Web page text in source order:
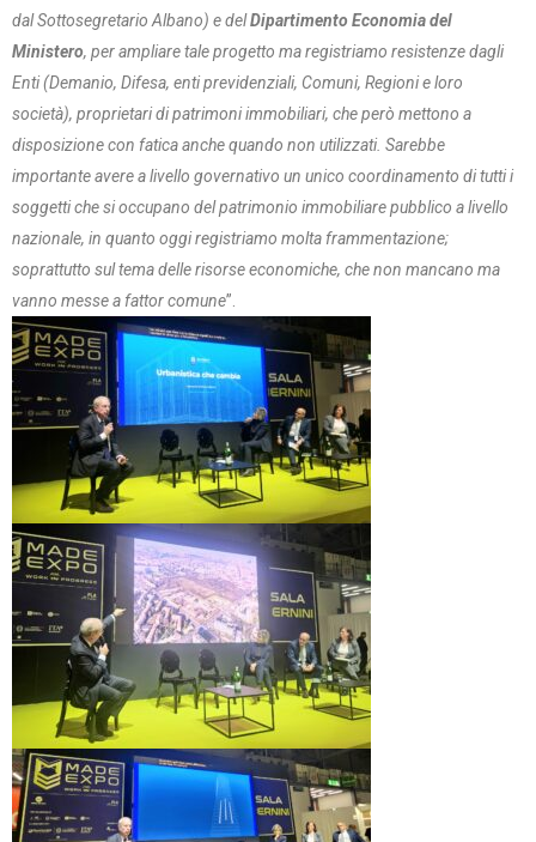
dal Sottosegretario Albano) e delDipartimento Economia del
Ministero, per ampliare tale progetto ma registriamo resistenze dagli
Enti (Demanio, Difesa, enti previdenziali, Comuni, Regioni e loro
società), proprietari di patrimoni immobiliari, che però mettono a
disposizione con fatica anche quando non utilizzati. Sarebbe
importante avere a livello governativo un unico coordinamento di tutti i
soggetti che si occupano del patrimonio immobiliare pubblico a livello
nazionale, in quanto oggi registriamo molta frammentazione;
soprattutto sul tema delle risorse economiche, che non mancano ma
vanno messe a fattor comune”.